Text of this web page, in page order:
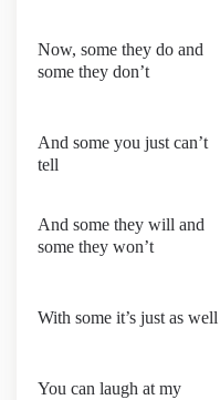
Now, some they do and
some they don’t
And some you just can’t
tell
And some they will and
some they won’t
With some it’s just as well
You can laugh at my